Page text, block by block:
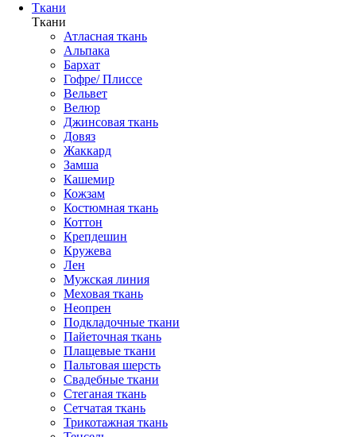
Ткани
Ткани
Атласная ткань
Альпака
Бархат
Гофре/ Плиссе
Вельвет
Велюр
Джинсовая ткань
Довяз
Жаккард
Замша
Кашемир
Кожзам
Костюмная ткань
Коттон
Крепдешин
Кружева
Лен
Мужская линия
Меховая ткань
Неопрен
Подкладочные ткани
Пайеточная ткань
Плащевые ткани
Пальтовая шерсть
Свадебные ткани
Стеганая ткань
Сетчатая ткань
Трикотажная ткань